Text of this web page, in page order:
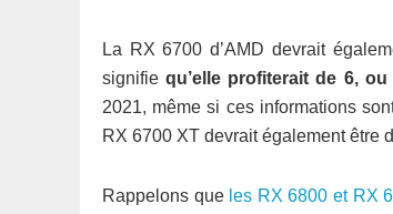
La RX 6700 d’AMD devrait
signifiequ’elle profiterait de 6,
2021, même si ces informations
RX 6700 XT devrait également être
Rappelons que les RX 6800 et RX